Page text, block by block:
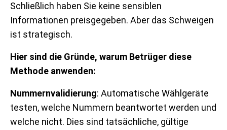
Schließlich haben Sie keine sensiblen
Informationen preisgegeben. Aber das Schweigen
ist strategisch.
Hier sind die Gründe, warum Betrüger diese
Methode anwenden:
Nummernvalidierung: Automatische Wählgeräte
testen, welche Nummern beantwortet werden und
welche nicht. Dies sind tatsächliche, gültige